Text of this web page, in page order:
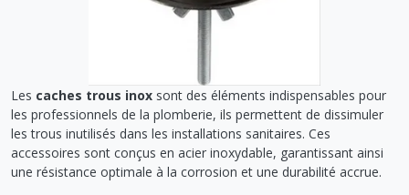
Les caches trous inox sont des éléments indispensables pour
les professionnels de la plomberie, ils permettent de dissimuler
les trous inutilisés dans les installations sanitaires. Ces
accessoires sont conçus en acier inoxydable, garantissant ainsi
une résistance optimale à la corrosion et une durabilité accrue.